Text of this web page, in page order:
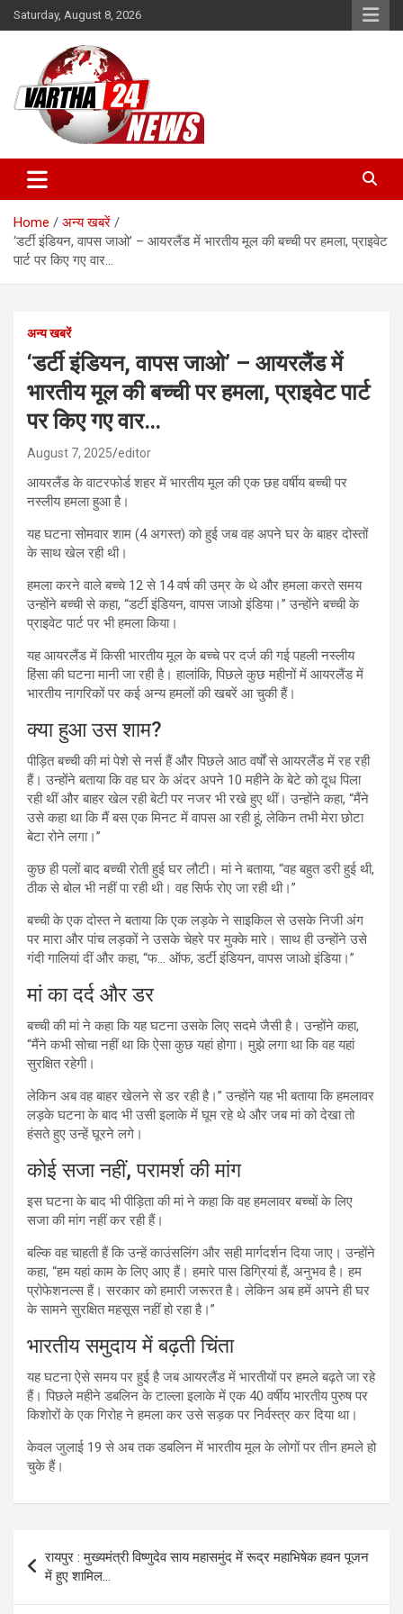
Skip
to
Saturday, August 8, 2026
Vartha 24
Home
अन्य खबरें
‘डर्टी इंडियन, वापस जाओ’ – आयरलैंड में भारतीय मूल की बच्ची पर हमला, प्राइवेट
पार्ट पर किए गए वार…
अन्य खबरें
‘डर्टी इंडियन, वापस जाओ’ – आयरलैंड में
भारतीय मूल की बच्ची पर हमला, प्राइवेट पार्ट
पर किए गए वार…
August 7, 2025 editor
आयरलैंड के वाटरफोर्ड शहर में भारतीय मूल की एक छह वर्षीय बच्ची पर
नस्लीय हमला हुआ है।
यह घटना सोमवार शाम (4 अगस्त) को हुई जब वह अपने घर के बाहर दोस्तों
के साथ खेल रही थी।
हमला करने वाले बच्चे 12 से 14 वर्ष की उम्र के थे और हमला करते समय
उन्होंने बच्ची से कहा, “डर्टी इंडियन, वापस जाओ इंडिया।” उन्होंने बच्ची के
प्राइवेट पार्ट पर भी हमला किया।
यह आयरलैंड में किसी भारतीय मूल के बच्चे पर दर्ज की गई पहली नस्लीय
हिंसा की घटना मानी जा रही है। हालांकि, पिछले कुछ महीनों में आयरलैंड में
भारतीय नागरिकों पर कई अन्य हमलों की खबरें आ चुकी हैं।
क्या हुआ उस शाम?
पीड़ित बच्ची की मां पेशे से नर्स हैं और पिछले आठ वर्षों से आयरलैंड में रह रही
हैं। उन्होंने बताया कि वह घर के अंदर अपने 10 महीने के बेटे को दूध पिला
रही थीं और बाहर खेल रही बेटी पर नजर भी रखे हुए थीं। उन्होंने कहा, “मैंने
उसे कहा था कि मैं बस एक मिनट में वापस आ रही हूं, लेकिन तभी मेरा छोटा
बेटा रोने लगा।”
कुछ ही पलों बाद बच्ची रोती हुई घर लौटी। मां ने बताया, “वह बहुत डरी हुई थी,
ठीक से बोल भी नहीं पा रही थी। वह सिर्फ रोए जा रही थी।”
बच्ची के एक दोस्त ने बताया कि एक लड़के ने साइकिल से उसके निजी अंग
पर मारा और पांच लड़कों ने उसके चेहरे पर मुक्के मारे। साथ ही उन्होंने उसे
गंदी गालियां दीं और कहा, “फ… ऑफ, डर्टी इंडियन, वापस जाओ इंडिया।”
मां का दर्द और डर
बच्ची की मां ने कहा कि यह घटना उसके लिए सदमे जैसी है। उन्होंने कहा,
“मैंने कभी सोचा नहीं था कि ऐसा कुछ यहां होगा। मुझे लगा था कि वह यहां
सुरक्षित रहेगी।
लेकिन अब वह बाहर खेलने से डर रही है।” उन्होंने यह भी बताया कि हमलावर
लड़के घटना के बाद भी उसी इलाके में घूम रहे थे और जब मां को देखा तो
हंसते हुए उन्हें घूरने लगे।
कोई सजा नहीं, परामर्श की मांग
इस घटना के बाद भी पीड़िता की मां ने कहा कि वह हमलावर बच्चों के लिए
सजा की मांग नहीं कर रही हैं।
बल्कि वह चाहती हैं कि उन्हें काउंसलिंग और सही मार्गदर्शन दिया जाए। उन्होंने
कहा, “हम यहां काम के लिए आए हैं। हमारे पास डिग्रियां हैं, अनुभव है। हम
प्रोफेशनल्स हैं। सरकार को हमारी जरूरत है। लेकिन अब हमें अपने ही घर
के सामने सुरक्षित महसूस नहीं हो रहा है।”
भारतीय समुदाय में बढ़ती चिंता
यह घटना ऐसे समय पर हुई है जब आयरलैंड में भारतीयों पर हमले बढ़ते जा रहे
हैं। पिछले महीने डबलिन के टाल्ला इलाके में एक 40 वर्षीय भारतीय पुरुष पर
किशोरों के एक गिरोह ने हमला कर उसे सड़क पर निर्वस्त्र कर दिया था।
केवल जुलाई 19 से अब तक डबलिन में भारतीय मूल के लोगों पर तीन हमले हो
चुके हैं।
navigation
रायपुर : मुख्यमंत्री विष्णुदेव साय महासमुंद में रूद्र महाभिषेक हवन पूजन
में हुए शामिल…